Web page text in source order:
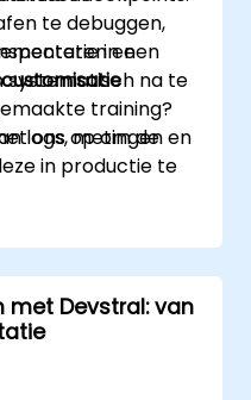
te debuggen,
en
na te
logs, metingen en
in productie te
in een
training?
ons op om de
met Devstral: van